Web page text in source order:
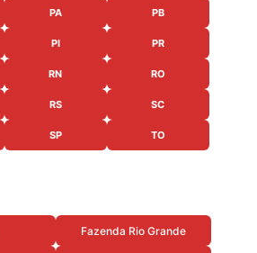
PA PB
PI PR
RN RO
RS SC
SP TO
Fazenda Rio Grande